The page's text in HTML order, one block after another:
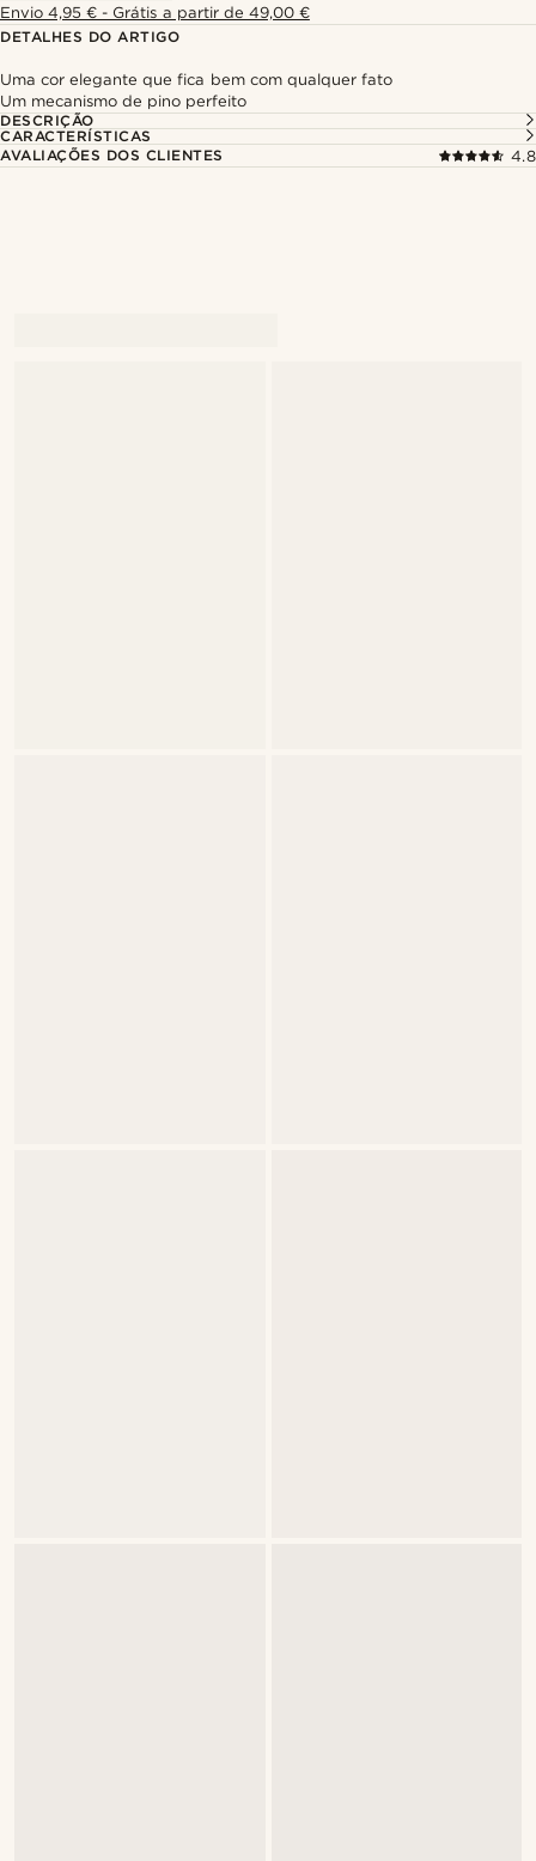
Envio 4,95 € - Grátis a partir de 49,00 €
DETALHES DO ARTIGO
Uma cor elegante que fica bem com qualquer fato
Um mecanismo de pino perfeito
DESCRIÇÃO
CARACTERÍSTICAS
AVALIAÇÕES DOS CLIENTES
4.8